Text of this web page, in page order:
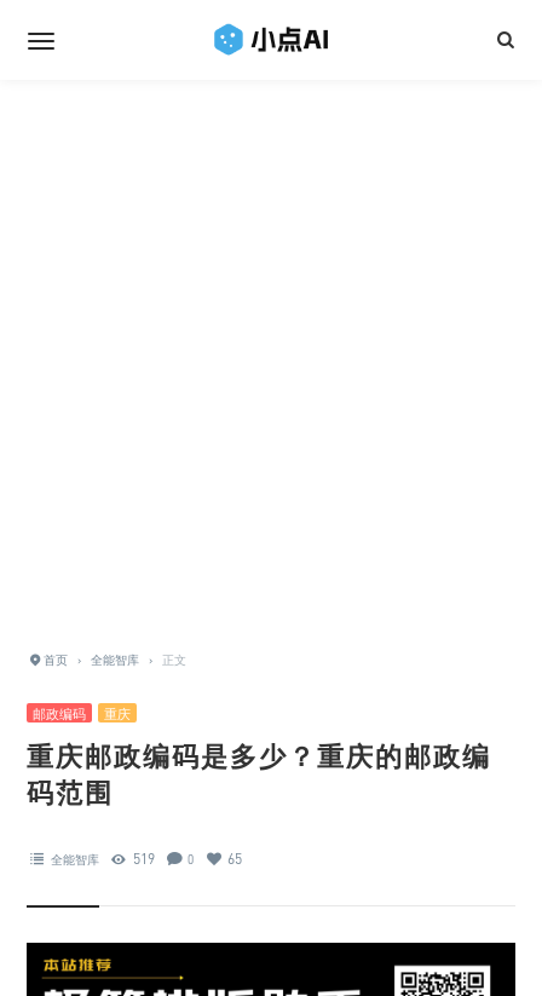
首页 › 全能智库 › 正文
邮政编码 重庆
重庆邮政编码是多少？重庆的邮政编
码范围
全能智库 519 0 65